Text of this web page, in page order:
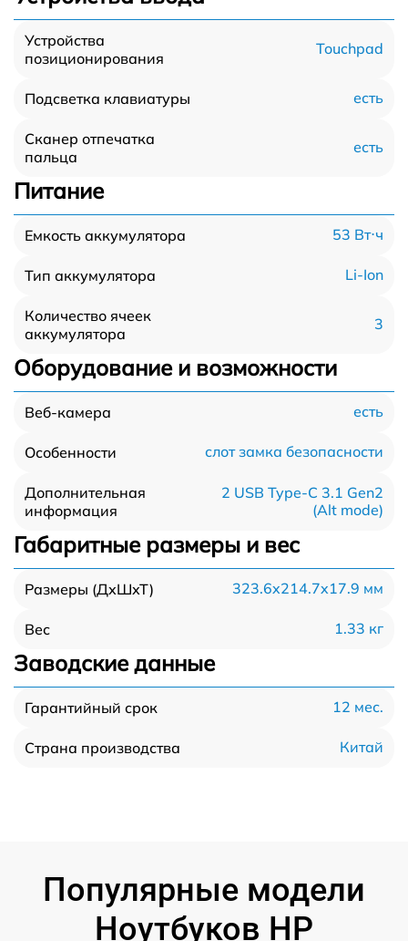
Устройства
позиционирования
Touchpad
Подсветка клавиатуры есть
Сканер отпечатка
пальца
есть
Питание
Емкость аккумулятора 53 Вт⋅ч
Тип аккумулятора Li-Ion
Количество ячеек
аккумулятора
3
Оборудование и возможности
Веб-камера есть
Особенности слот замка безопасности
Дополнительная
информация
2 USB Type-C 3.1 Gen2
(Alt mode)
Габаритные размеры и вес
Размеры (ДхШхТ) 323.6x214.7x17.9 мм
Вес 1.33 кг
Заводские данные
Гарантийный срок 12 мес.
Страна производства Китай
Популярные модели
Ноутбуков HP